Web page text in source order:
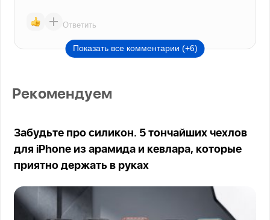
Ответить
Показать все комментарии (+6)
Рекомендуем
Забудьте про силикон. 5 тончайших чехлов
для iPhone из арамида и кевлара, которые
приятно держать в руках